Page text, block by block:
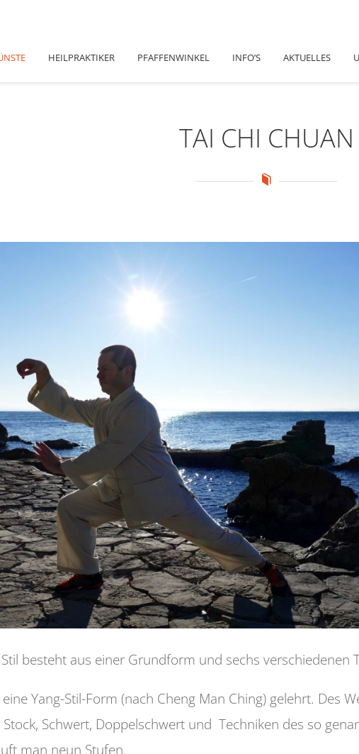
HEILPRAKTIKER PFAFFENWINKEL INFO’S AKTUELLES
TAI CHI CHUAN
besteht aus einer Grundform und sechs verschiedenen
Yang-Stil-Form (nach Cheng Man Ching) gelehrt. Des
Schwert, Doppelschwert und Techniken des so
man neun Stufen.